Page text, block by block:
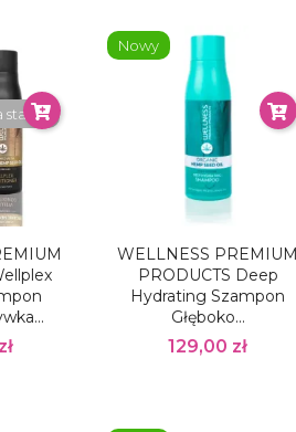
stanie
WELLNESS PREMIUM
PRODUCTS Deep
Hydrating Szampon
Głęboko...
129,00 zł
Nowy